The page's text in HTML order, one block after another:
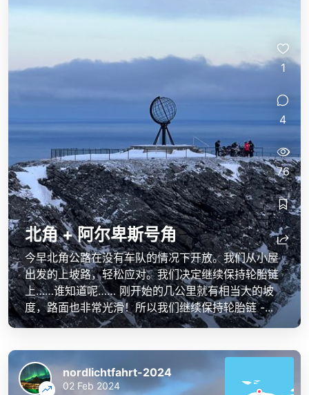
北角 + 阿尔卑斯号角
今早北角公路在没有车队的情况下开放。我们从小屋
出发的上坡路，轻松应对。我们决定继续保持轮胎链
上……谁知道呢…… 刚开始的几公里就有相当大的坡
度，路面也非常光滑！所以我们继续保持轮胎链 -...
1
4
76
nordlichtfahrt-2024
02 Feb 2024